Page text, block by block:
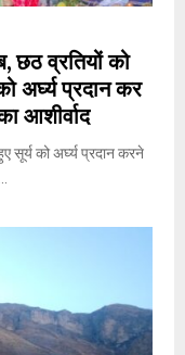
छठ व्रतियों को
अर्घ्य प्रदान कर
आशीर्वाद
सूर्य को अर्घ्य प्रदान करने